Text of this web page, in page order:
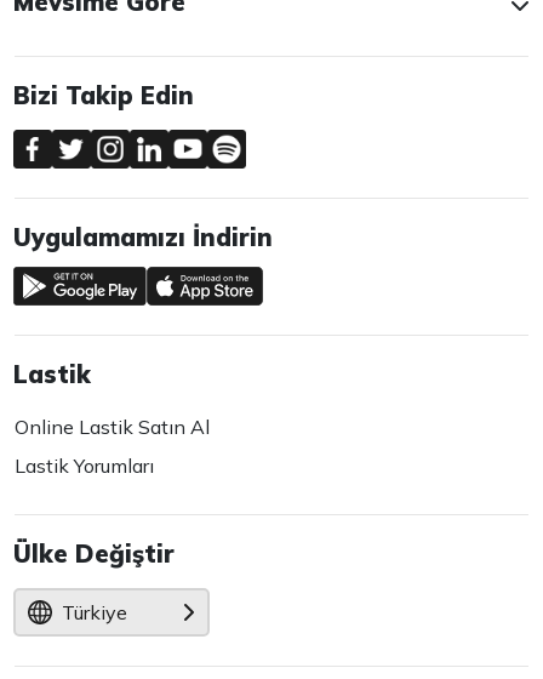
Bizi Takip Edin
Uygulamamızı İndirin
Lastik
Online Lastik Satın Al
Lastik Yorumları
Ülke Değiştir
Türkiye